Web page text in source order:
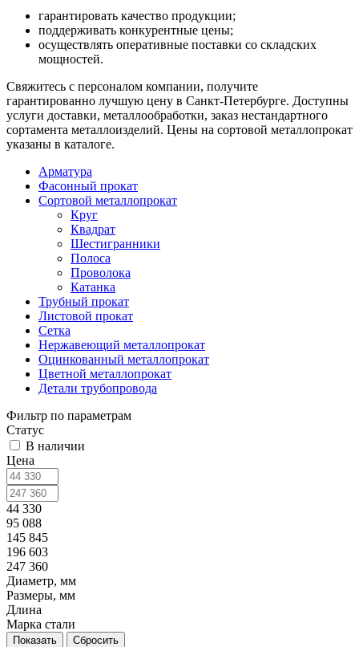
гарантировать качество продукции;
поддерживать конкурентные цены;
осуществлять оперативные поставки со складских
мощностей.
Свяжитесь с персоналом компании, получите
гарантированно лучшую цену в Санкт-Петербурге. Доступны
услуги доставки, металлообработки, заказ нестандартного
сортамента металлоизделий. Цены на сортовой металлопрокат
указаны в каталоге.
Арматура
Фасонный прокат
Сортовой металлопрокат
Круг
Квадрат
Шестигранники
Полоса
Проволока
Катанка
Трубный прокат
Листовой прокат
Сетка
Нержавеющий металлопрокат
Оцинкованный металлопрокат
Цветной металлопрокат
Детали трубопровода
Фильтр по параметрам
Статус
В наличии
Цена
44 330
95 088
145 845
196 603
247 360
Диаметр, мм
Размеры, мм
Длина
Марка стали
Сбросить